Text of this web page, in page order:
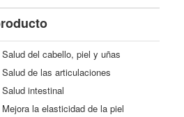
Support
Salud del cabello, piel y uñas
Salud de las articulaciones
Salud intestinal
Mejora la elasticidad de la piel